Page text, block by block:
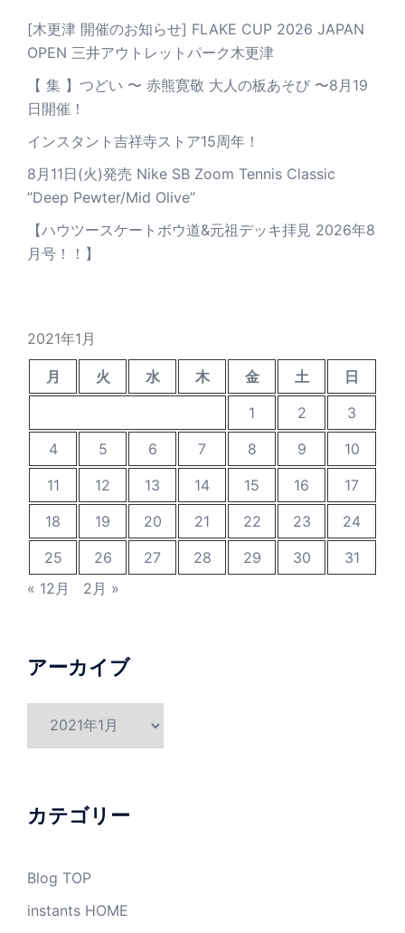
[木更津 開催のお知らせ] FLAKE CUP 2026 JAPAN
OPEN 三井アウトレットパーク木更津
【 集 】つどい 〜 赤熊寛敬 大人の板あそび 〜8月19
日開催！
インスタント吉祥寺ストア15周年！
8月11日(火)発売 Nike SB Zoom Tennis Classic
”Deep Pewter/Mid Olive”
【ハウツースケートボウ道&元祖デッキ拝見 2026年8
月号！！】
2021年1月
月 火 水 木 金 土
日
1
2
3
4
5 6 7 8 9
10
11
12 13 14 15 16
17
18
19 20 21 22 23
24
25
26 27 28 29 30
31
« 12月
2月 »
アーカイブ
ブ
カテゴリー
Blog TOP
instants HOME